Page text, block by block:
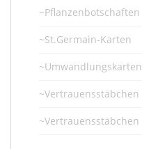
~Pflanzenbotschaften
~St.Germain-Karten
~Umwandlungskarten
~Vertrauensstäbchen
~Vertrauensstäbchen